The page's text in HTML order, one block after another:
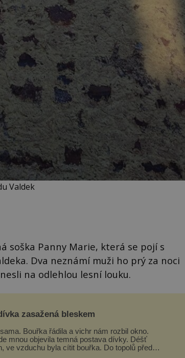
Valdek
soška Panny Marie, která se pojí s
Dva neznámí muži ho prý za noci
na odlehlou lesní louku.
zasažená bleskem
Bouřka řádila a vichr nám rozbil okno.
mnou objevila temná postava dívky. Déšť
ve vzduchu byla cítit bouřka. Do topolů před